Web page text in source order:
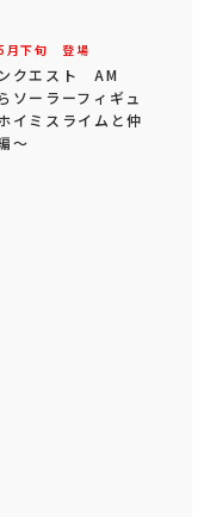
月下旬 登場
クエスト AM
ソーラーフィギュ
イミスライムと仲
～